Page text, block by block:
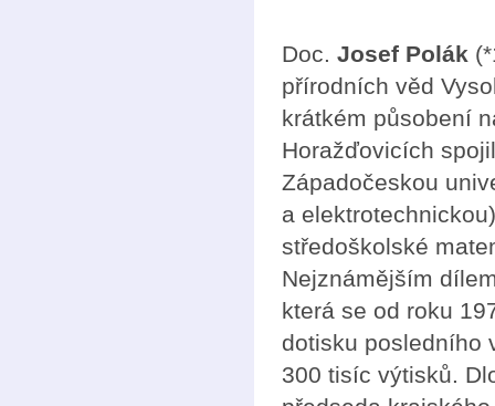
Doc. Josef Polák
přírodních věd
krátkém působení
Horažďovicích
Západočeskou
a
středoškolské
Nejznámějším
která se od roku
dotisku posledního
300 tisíc výtisků.